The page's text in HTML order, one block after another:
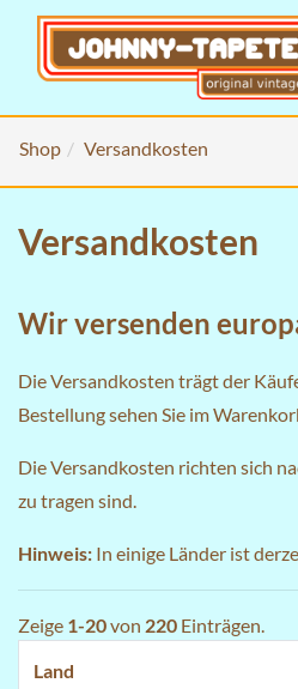
Shop Versandkosten
Versandkosten
Wir versenden
Die Versandkosten trägt der
Bestellung sehen Sie im
Die Versandkosten richten sich
zu tragen sind.
Hinweis: In einige Länder ist
Zeige 1-20von 220 Einträgen.
Land